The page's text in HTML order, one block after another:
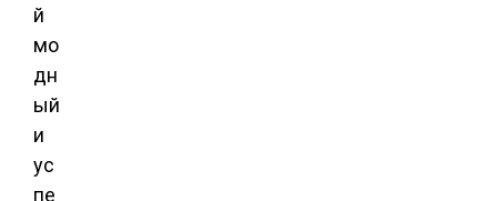
й
мо
дн
ый
и
ус
пе